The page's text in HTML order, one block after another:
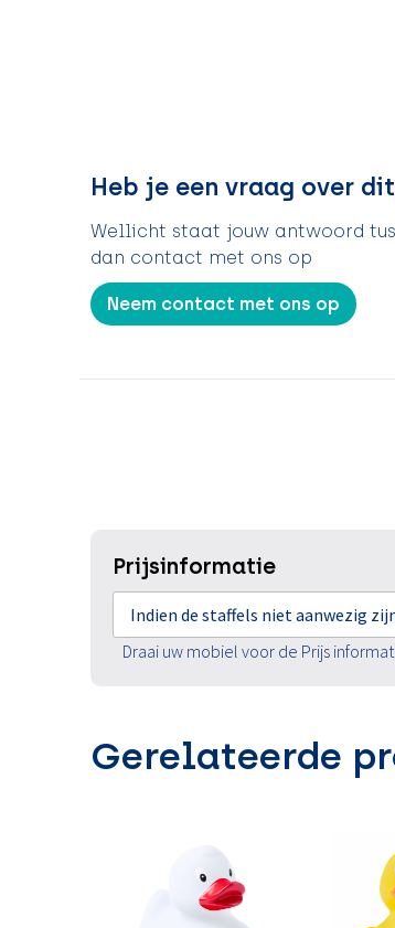
Heb je een vraag over
Wellicht staat jouw antwoord
dan contact met ons op
Neem contact met ons op
Prijsinformatie
Indien de staffels niet aanwezig
Draai uw mobiel voor de Prijs
Gerelateerde